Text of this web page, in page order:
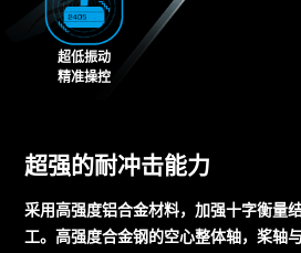
超低振动
精准操控
超强的耐冲击能力
采用高强度铝合金材料，加强十字衡量
工。高强度合金钢的空心整体轴，桨轴